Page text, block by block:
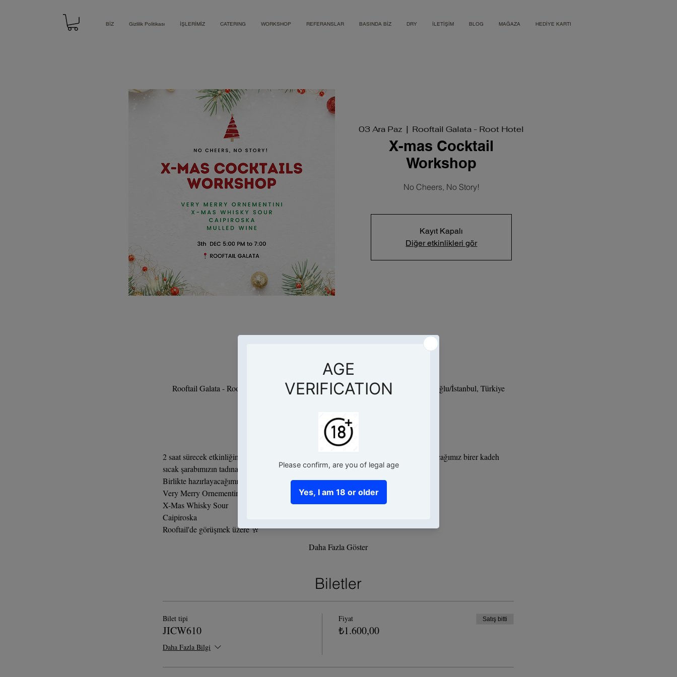
BİZ Gizlilik Politikası İŞLERİMİZ CATERING WORKSHOP REFERANSLAR BASINDA BİZ DRY İLETİŞİM BLOG MAĞAZA HEDİYE KARTI
03 Ara Paz
  |
Rooftail Galata - Root Hotel
X-mas Cocktail
Workshop
No Cheers, No Story!
Kayıt Kapalı
Diğer etkinlikleri gör
03 Ara 2023 17:00 – 19:00
Rooftail Galata - Root Hotel, Hacımimi, Necatibey Cd. No:95 D:Kat 9, 34425 Beyoğlu/İstanbul, Türkiye
Etkinlik hakkında
2 saat sürecek etkinliğimizde birlikte 3 kokteyl hazırlayacağız ve tarifini sizinle paylaşacağımız birer kadeh
sıcak şarabımızın tadına varacağız.
Birlikte hazırlayacağımız 3 kokteyl :
Very Merry Ornementini
X-Mas Whisky Sour
Caipiroska
Rooftail'de görüşmek üzere 🥂
Daha Fazla Göster
Biletler
Bilet tipi
JICW610
Daha Fazla Bilgi
Fiyat
₺1.600,00
Satış bitti